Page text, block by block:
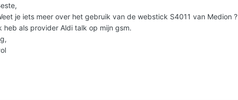
je iets meer over het gebruik van de webstick S4011 van Medion ?
heb als provider Aldi talk op mijn gsm.